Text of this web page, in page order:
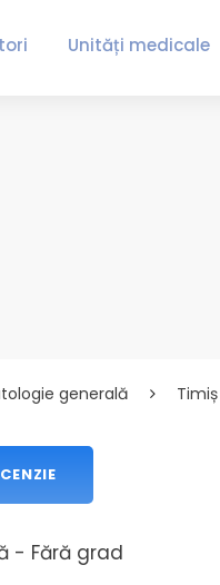
Unități medicale
generală Timiș
- Fără grad